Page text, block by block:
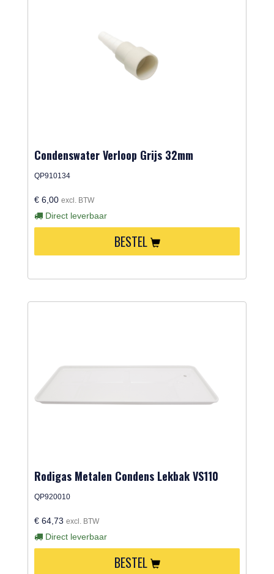
Condenswater Verloop Grijs 32mm
QP910134
€ 6,00 excl. BTW
Direct leverbaar
BESTEL
Rodigas Metalen Condens Lekbak VS110
QP920010
€ 64,73 excl. BTW
Direct leverbaar
BESTEL